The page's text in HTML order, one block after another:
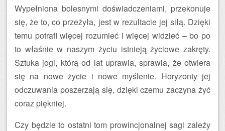
Wypełniona bolesnymi doświadczeniami, przekonuje
się, że to, co przeżyła, jest w rezultacie jej siłą. Dzięki
temu potrafi więcej rozumieć i więcej widzieć – bo po
to właśnie w naszym życiu istnieją życiowe zakręty.
Sztuka jogi, którą od lat uprawia, sprawia, że otwiera
się na nowe życie i nowe myślenie. Horyzonty jej
odczuwania poszerzają się, dzięki czemu zaczyna żyć
coraz piękniej.
Czy będzie to ostatni tom prowincjonalnej sagi zależy